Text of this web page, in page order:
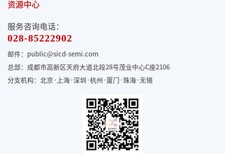
资源中心
服务咨询电话：
028-85222902
邮件：public@sicd-semi.com
总部：成都市高新区天府大道北段28号茂业中心C座2106
分支机构：北京·上海·深圳·杭州·厦门·珠海·无锡